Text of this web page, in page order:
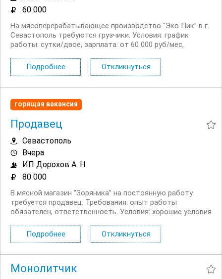
60 000
На мясоперерабатывающее производство “Эко Пик” в г.
Севастополь требуются грузчики. Условия: график
работы: сутки/двое, зарплата: от 60 000 руб/мес,
занятость в дружном коллективе, бесплатное питание...
Подробнее Откликнуться
горящая вакансия
Продавец
Севастополь
Вчера
ИП Дорохов А. Н.
80 000
В мясной магазин “Зоряника” на постоянную работу
требуется продавец. Требования: опыт работы
обязателен, ответственность. Условия: хорошие условия
19.00, форма одежды...
Подробнее Откликнуться
Монолитчик